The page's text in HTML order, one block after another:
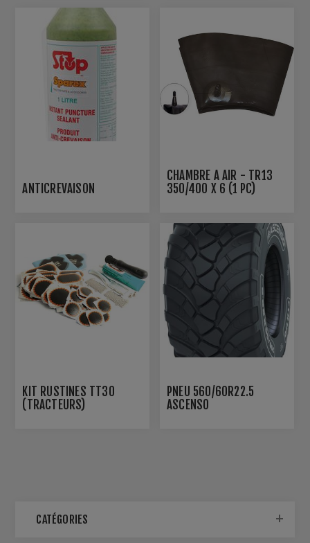
ANTICREVAISON
CHAMBRE A AIR - TR13
350/400 X 6 (1 PC)
KIT RUSTINES TT30
(TRACTEURS)
PNEU 560/60R22.5
ASCENSO
CATÉGORIES